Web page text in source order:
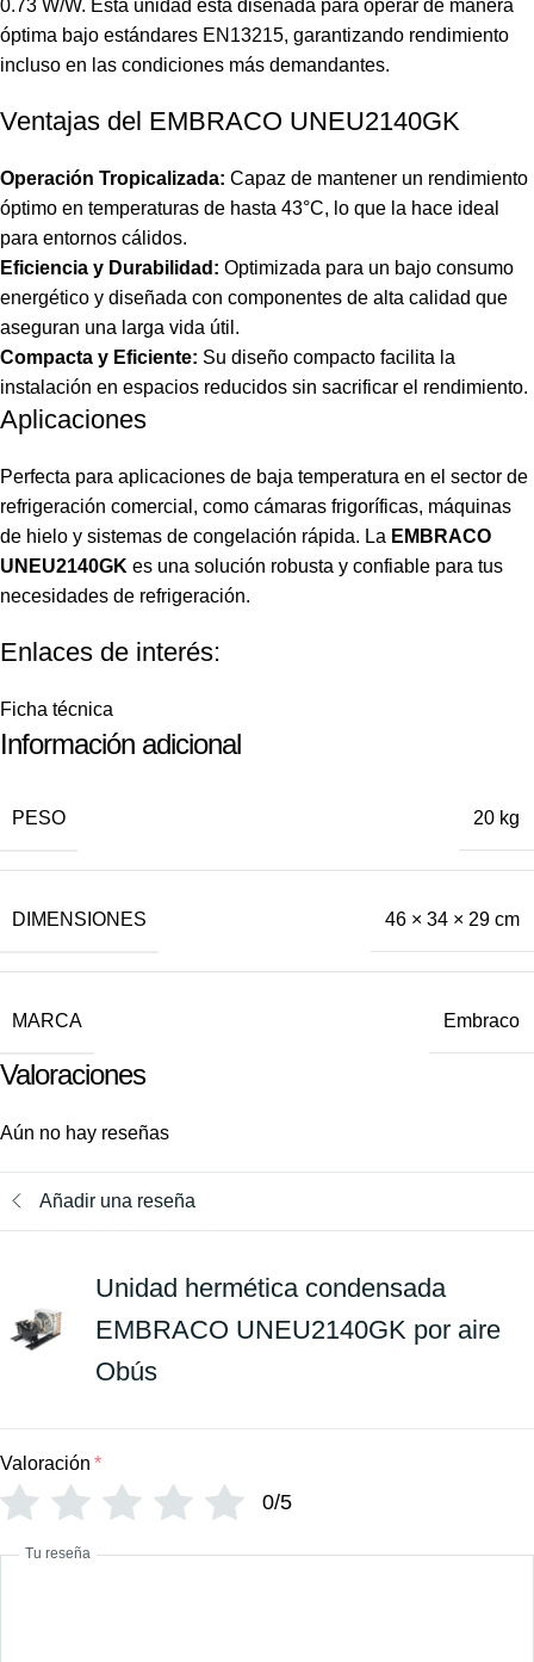
0.73 W/W. Esta unidad está diseñada para operar de manera
óptima bajo estándares EN13215, garantizando rendimiento
incluso en las condiciones más demandantes.
Ventajas del EMBRACO UNEU2140GK
Operación Tropicalizada: Capaz de mantener un rendimiento
óptimo en temperaturas de hasta 43°C, lo que la hace ideal
para entornos cálidos.
Eficiencia y Durabilidad: Optimizada para un bajo consumo
energético y diseñada con componentes de alta calidad que
aseguran una larga vida útil.
Compacta y Eficiente: Su diseño compacto facilita la
instalación en espacios reducidos sin sacrificar el rendimiento.
Aplicaciones
Perfecta para aplicaciones de baja temperatura en el sector de
refrigeración comercial, como cámaras frigoríficas, máquinas
de hielo y sistemas de congelación rápida. La EMBRACO
UNEU2140GK es una solución robusta y confiable para tus
necesidades de refrigeración.
Enlaces de interés:
Ficha técnica
Información adicional
PESO 20 kg
DIMENSIONES 46 × 34 × 29 cm
MARCA Embraco
Valoraciones
Aún no hay reseñas
Añadir una reseña
Unidad hermética condensada
EMBRACO UNEU2140GK por aire
Obús
Valoración *
0/5
Tu reseña